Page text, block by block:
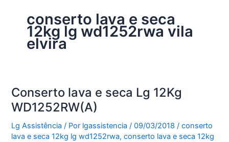
conserto lava e seca
12kg lg wd1252rwa vila
elvira
Conserto lava e seca Lg 12Kg
WD1252RW(A)
Lg Assistência / Por lgassistencia/09/03/2018 /conserto
lava e seca 12kg lg wd1252rwa,conserto lava e seca 12kg